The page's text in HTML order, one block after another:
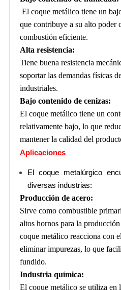
El coque metálico tiene un
que contribuye a su alto poder
combustión eficiente.
Alta resistencia:
Tiene buena resistencia
soportar las demandas físicas
industriales.
Bajo contenido de cenizas:
El coque metálico tiene un
relativamente bajo, lo que
mantener la calidad del
Aplicaciones
El coque metalúrgico
diversas industrias:
Producción de acero:
Sirve como combustible
altos hornos para la
coque metálico reacciona con
eliminar impurezas, lo que
fundido.
Industria química:
El coque metálico se utiliza en